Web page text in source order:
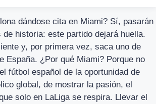
dándose cita en Miami? Sí, pasarán
historia: este partido dejará huella.
y, por primera vez, saca uno de
España. ¿Por qué Miami? Porque no
fútbol español de la oportunidad de
global, de mostrar la pasión, el
solo en LaLiga se respira. Llevar el